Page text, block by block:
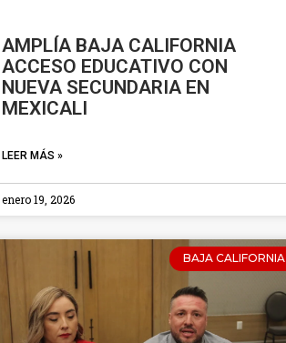
AMPLÍA BAJA CALIFORNIA
ACCESO EDUCATIVO CON
NUEVA SECUNDARIA EN
MEXICALI
LEER MÁS »
enero 19, 2026
BAJA CALIFORNIA